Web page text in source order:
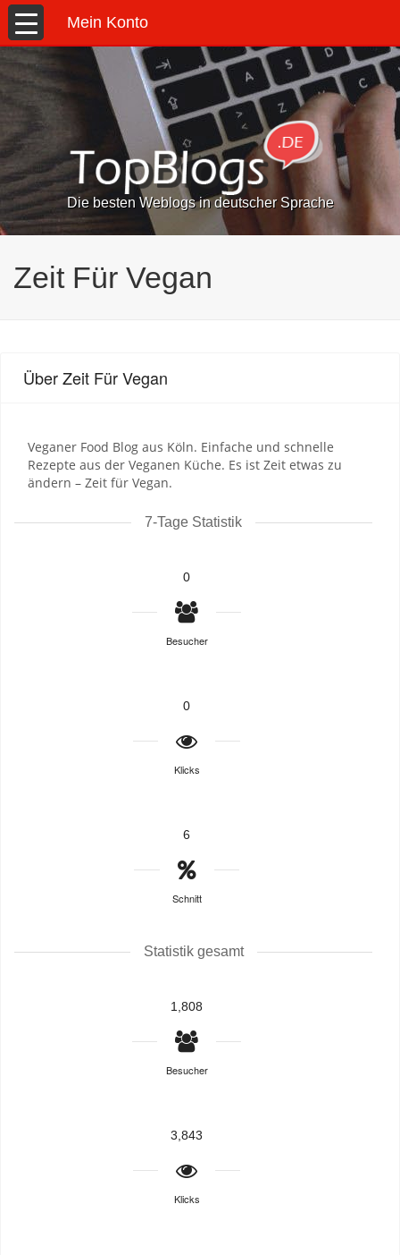
Mein Konto
Die besten Weblogs in deutscher Sprache
Zeit Für Vegan
Über Zeit Für Vegan
Veganer Food Blog aus Köln. Einfache und schnelle
Rezepte aus der Veganen Küche. Es ist Zeit etwas zu
ändern – Zeit für Vegan.
7-Tage Statistik
0
Besucher
0
Klicks
6
Schnitt
Statistik gesamt
1,808
Besucher
3,843
Klicks